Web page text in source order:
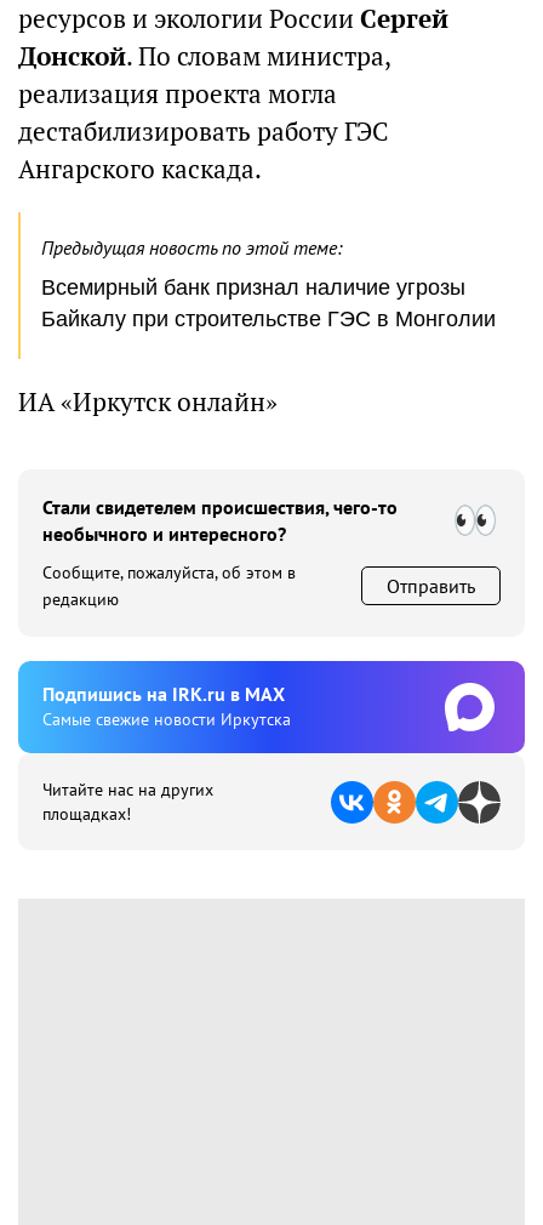
ресурсов и экологии России Сергей
Донской. По словам министра,
реализация проекта могла
дестабилизировать работу ГЭС
Ангарского каскада.
Предыдущая новость по этой теме:
Всемирный банк признал наличие угрозы
Байкалу при строительстве ГЭС в Монголии
ИА «Иркутск онлайн»
Стали свидетелем происшествия, чего-то
необычного и интересного?
Сообщите, пожалуйста, об этом в
редакцию
Отправить
Подпишиcь на IRK.ru в MAX
Cамые свежие новости Иркутска
Читайте нас на других
площадках!